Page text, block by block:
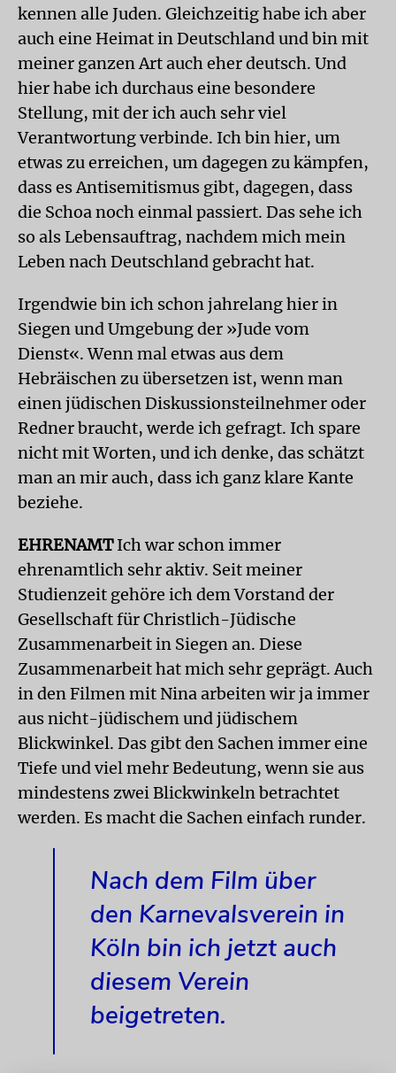
kennen alle Juden. Gleichzeitig habe ich aber
auch eine Heimat in Deutschland und bin mit
meiner ganzen Art auch eher deutsch. Und
hier habe ich durchaus eine besondere
Stellung, mit der ich auch sehr viel
Verantwortung verbinde. Ich bin hier, um
etwas zu erreichen, um dagegen zu kämpfen,
dass es Antisemitismus gibt, dagegen, dass
die Schoa noch einmal passiert. Das sehe ich
so als Lebensauftrag, nachdem mich mein
Leben nach Deutschland gebracht hat.
Irgendwie bin ich schon jahrelang hier in
Siegen und Umgebung der »Jude vom
Dienst«. Wenn mal etwas aus dem
Hebräischen zu übersetzen ist, wenn man
einen jüdischen Diskussionsteilnehmer oder
Redner braucht, werde ich gefragt. Ich spare
nicht mit Worten, und ich denke, das schätzt
man an mir auch, dass ich ganz klare Kante
beziehe.
EHRENAMTIch war schon immer
ehrenamtlich sehr aktiv. Seit meiner
Studienzeit gehöre ich dem Vorstand der
Gesellschaft für Christlich-Jüdische
Zusammenarbeit in Siegen an. Diese
Zusammenarbeit hat mich sehr geprägt. Auch
in den Filmen mit Nina arbeiten wir ja immer
aus nicht-jüdischem und jüdischem
Blickwinkel. Das gibt den Sachen immer eine
Tiefe und viel mehr Bedeutung, wenn sie aus
mindestens zwei Blickwinkeln betrachtet
werden. Es macht die Sachen einfach runder.
Nach dem Film über
den Karnevalsverein in
Köln bin ich jetzt auch
diesem Verein
beigetreten.